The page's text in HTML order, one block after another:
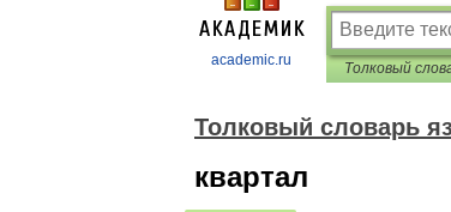
academic.ru
Толковый словарь
квартал